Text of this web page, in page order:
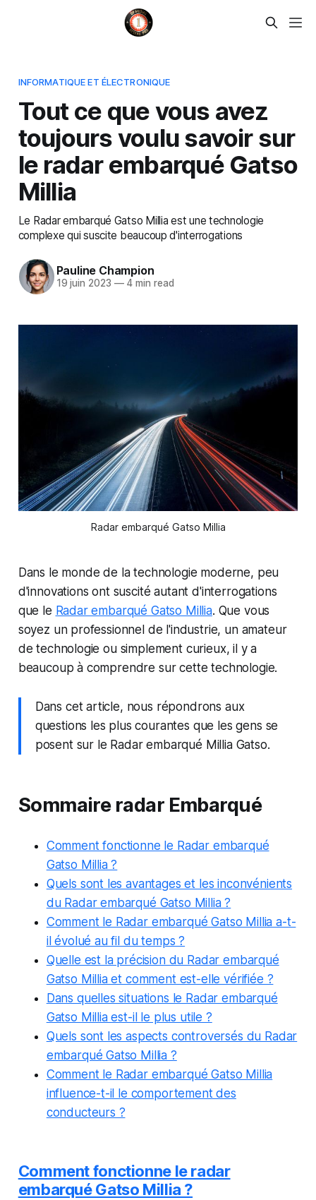
INFORMATIQUE ET ÉLECTRONIQUE
Tout ce que vous avez
toujours voulu savoir sur
le radar embarqué Gatso
Millia
Le Radar embarqué Gatso Millia est une technologie
complexe qui suscite beaucoup d'interrogations
Pauline Champion
19 juin 2023 —4 min read
Radar embarqué Gatso Millia
Dans le monde de la technologie moderne, peu
d'innovations ont suscité autant d'interrogations
que le Radar embarqué Gatso Millia. Que vous
soyez un professionnel de l'industrie, un amateur
de technologie ou simplement curieux, il y a
beaucoup à comprendre sur cette technologie.
Dans cet article, nous répondrons aux
questions les plus courantes que les gens se
posent sur le Radar embarqué Millia Gatso.
Sommaire radar Embarqué
Comment fonctionne le Radar embarqué
Gatso Millia ?
Quels sont les avantages et les inconvénients
du Radar embarqué Gatso Millia ?
Comment le Radar embarqué Gatso Millia a-t-
il évolué au fil du temps ?
Quelle est la précision du Radar embarqué
Gatso Millia et comment est-elle vérifiée ?
Dans quelles situations le Radar embarqué
Gatso Millia est-il le plus utile ?
Quels sont les aspects controversés du Radar
embarqué Gatso Millia ?
Comment le Radar embarqué Gatso Millia
influence-t-il le comportement des
conducteurs ?
Comment fonctionne le radar
embarqué Gatso Millia ?